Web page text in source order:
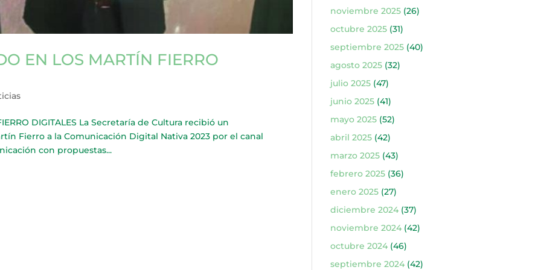
EN LOS MARTÍN FIERRO
DIGITALES La Secretaría de Cultura recibió un
Fierro a la Comunicación Digital Nativa 2023 por el canal
con propuestas...
noviembre 2025(26)
octubre 2025(31)
septiembre 2025(40)
agosto 2025(32)
julio 2025(47)
junio 2025(41)
mayo 2025(52)
abril 2025(42)
marzo 2025(43)
febrero 2025(36)
enero 2025(27)
diciembre 2024(37)
noviembre 2024(42)
octubre 2024(46)
septiembre 2024(42)